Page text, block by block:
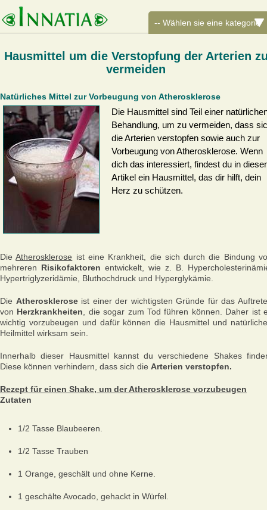
Hausmittel um die Verstopfung der Arterien
vermeiden
Natürliches Mittel zur Vorbeugung von Atherosklerose
Die Hausmittel sind Teil einer
Behandlung, um zu vermeiden, dass
die Arterien verstopfen sowie auch zur
Vorbeugung von Atherosklerose. Wenn
dich das interessiert, findest du in
Artikel ein Hausmittel, das dir hilft, dein
Herz zu schützen.
DieAtherosklerose ist eine Krankheit, die sich durch die Bindung
mehreren Risikofaktoren entwickelt, wie z. B.
Hypertriglyzeridämie, Bluthochdruck und Hyperglykämie.
Die Atheroskleroseist einer der wichtigsten Gründe für das
von Herzkrankheiten , die sogar zum Tod führen können. Daher ist
wichtig vorzubeugen und dafür können die Hausmittel und
Heilmittel wirksam sein.
Innerhalb dieser Hausmittel kannst du verschiedene Shakes
Diese können verhindern, dass sich die Arterien verstopfen.
Rezept für einen Shake, um der Atherosklerose vorzubeugen
Zutaten
1/2 Tasse Blaubeeren.
1/2 Tasse Trauben
1 Orange, geschält und ohne Kerne.
1 geschälte Avocado, gehackt in Würfel.